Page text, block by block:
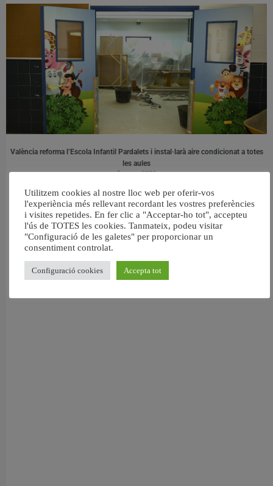
València reforma l’Escola Infantil Pardalets i instal·larà aire condicionat a totes
les aules
5 agost, 2026
Utilitzem cookies al nostre lloc web per oferir-vos
l'experiència més rellevant recordant les vostres preferències
i visites repetides. En fer clic a "Acceptar-ho tot", accepteu
l'ús de TOTES les cookies. Tanmateix, podeu visitar
"Configuració de les galetes" per proporcionar un
consentiment controlat.
Configuració cookies Accepta tot